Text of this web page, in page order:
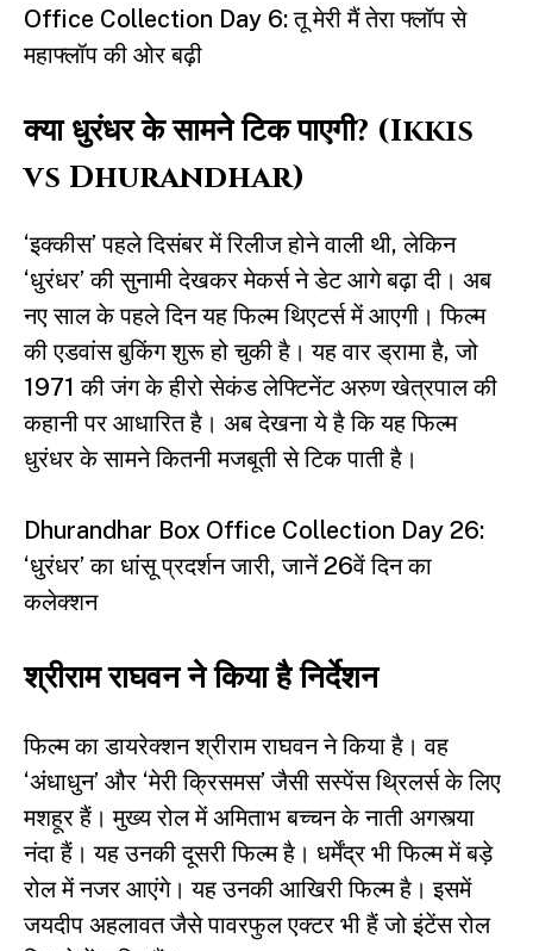
Office Collection Day 6: तू मेरी मैं तेरा फ्लॉप से
महाफ्लॉप की ओर बढ़ी
क्या धुरंधर के सामने टिक पाएगी? (Ikkis
vs Dhurandhar)
‘इक्कीस’ पहले दिसंबर में रिलीज होने वाली थी, लेकिन
‘धुरंधर’ की सुनामी देखकर मेकर्स ने डेट आगे बढ़ा दी। अब
नए साल के पहले दिन यह फिल्म थिएटर्स में आएगी। फिल्म
की एडवांस बुकिंग शुरू हो चुकी है। यह वार ड्रामा है, जो
1971 की जंग के हीरो सेकंड लेफ्टिनेंट अरुण खेत्रपाल की
कहानी पर आधारित है। अब देखना ये है कि यह फिल्म
धुरंधर के सामने कितनी मजबूती से टिक पाती है।
Dhurandhar Box Office Collection Day 26:
‘धुरंधर’ का धांसू प्रदर्शन जारी, जानें 26वें दिन का
कलेक्शन
श्रीराम राघवन ने किया है निर्देशन
फिल्म का डायरेक्शन श्रीराम राघवन ने किया है। वह
‘अंधाधुन’ और ‘मेरी क्रिसमस’ जैसी सस्पेंस थ्रिलर्स के लिए
मशहूर हैं। मुख्य रोल में अमिताभ बच्चन के नाती अगस्त्या
नंदा हैं। यह उनकी दूसरी फिल्म है। धर्मेंद्र भी फिल्म में बड़े
रोल में नजर आएंगे। यह उनकी आखिरी फिल्म है। इसमें
जयदीप अहलावत जैसे पावरफुल एक्टर भी हैं जो इंटेंस रोल